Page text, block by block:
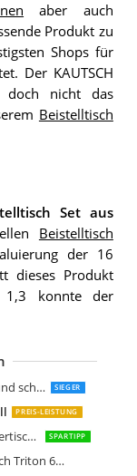
aber auch
Produkt zu
Shops für
Der KAUTSCH
doch nicht das
Beistelltisch
Set aus
Beistelltisch
der 16
dieses Produkt
konnte der
Rivet runder Beistelltisch mit Schublade und schwarzem Metallgestell SIEGER
PREIS-LEISTUNG
Relaxdays Beistelltisch 2er Set Wohnzimmertische aus Holz SPARTIPP
DuNord Design Couchtisch Beistelltisch Triton 60cm
Couchtische im
Wire Black
2er Set
Marke
Marke Metall
Beistelltisch Weiß
Beistelltische Stahl
Metalldöschen
Frost Beistelltisch